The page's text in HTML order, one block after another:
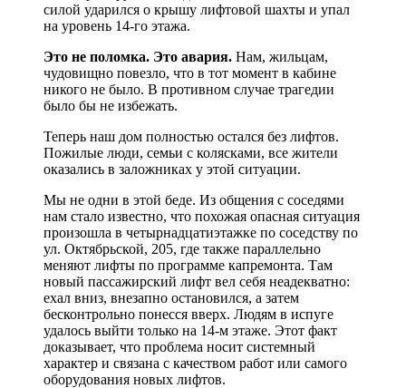
силой ударился о крышу лифтовой шахты и упал
на уровень 14-го этажа.
Это не поломка. Это авария. Нам, жильцам,
чудовищно повезло, что в тот момент в кабине
никого не было. В противном случае трагедии
было бы не избежать.
Теперь наш дом полностью остался без лифтов.
Пожилые люди, семьи с колясками, все жители
оказались в заложниках у этой ситуации.
Мы не одни в этой беде. Из общения с соседями
нам стало известно, что похожая опасная ситуация
произошла в четырнадцатиэтажке по соседству по
ул. Октябрьской, 205, где также параллельно
меняют лифты по программе капремонта. Там
новый пассажирский лифт вел себя неадекватно:
ехал вниз, внезапно остановился, а затем
бесконтрольно понесся вверх. Людям в испуге
удалось выйти только на 14-м этаже. Этот факт
доказывает, что проблема носит системный
характер и связана с качеством работ или самого
оборудования новых лифтов.